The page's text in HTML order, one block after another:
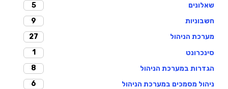
שאלונים
5
חשבוניות
9
מערכת הניהול
27
סינכרונט
1
הגדרות במערכת הניהול
8
ניהול מסמכים במערכת הניהול
6